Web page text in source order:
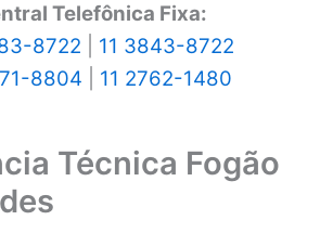
Telefônica Fixa:
8722
11 3843-8722
8804
11 2762-1480
Técnica Fogão